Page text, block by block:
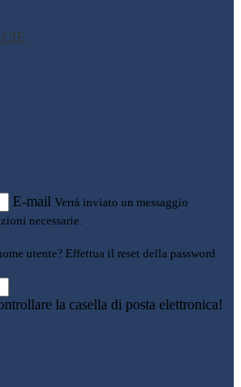
CIE
E-mail Verrà inviato un messaggio
necessarie.
utente? Effettua il reset della password
la casella di posta elettronica!